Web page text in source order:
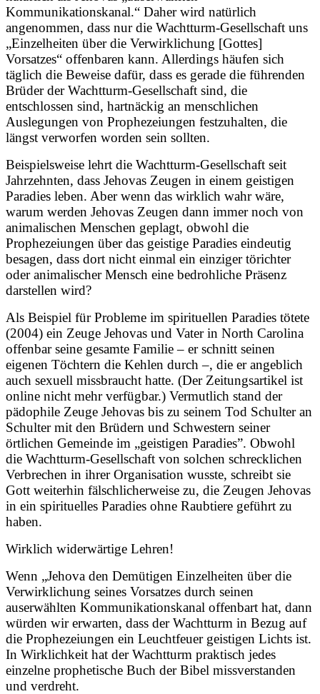
Kommunikationskanal.“ Daher wird natürlich
angenommen, dass nur die Wachtturm-Gesellschaft uns
„Einzelheiten über die Verwirklichung [Gottes]
Vorsatzes“ offenbaren kann. Allerdings häufen sich
täglich die Beweise dafür, dass es gerade die führenden
Brüder der Wachtturm-Gesellschaft sind, die
entschlossen sind, hartnäckig an menschlichen
Auslegungen von Prophezeiungen festzuhalten, die
längst verworfen worden sein sollten.
Beispielsweise lehrt die Wachtturm-Gesellschaft seit
Jahrzehnten, dass Jehovas Zeugen in einem geistigen
Paradies leben. Aber wenn das wirklich wahr wäre,
warum werden Jehovas Zeugen dann immer noch von
animalischen Menschen geplagt, obwohl die
Prophezeiungen über das geistige Paradies eindeutig
besagen, dass dort nicht einmal ein einziger törichter
oder animalischer Mensch eine bedrohliche Präsenz
darstellen wird?
Als Beispiel für Probleme im spirituellen Paradies tötete
(2004) ein Zeuge Jehovas und Vater in North Carolina
offenbar seine gesamte Familie – er schnitt seinen
eigenen Töchtern die Kehlen durch –, die er angeblich
auch sexuell missbraucht hatte. (Der Zeitungsartikel ist
online nicht mehr verfügbar.) Vermutlich stand der
pädophile Zeuge Jehovas bis zu seinem Tod Schulter an
Schulter mit den Brüdern und Schwestern seiner
örtlichen Gemeinde im „geistigen Paradies”. Obwohl
die Wachtturm-Gesellschaft von solchen schrecklichen
Verbrechen in ihrer Organisation wusste, schreibt sie
Gott weiterhin fälschlicherweise zu, die Zeugen Jehovas
in ein spirituelles Paradies ohne Raubtiere geführt zu
haben.
Wirklich widerwärtige Lehren!
Wenn „Jehova den Demütigen Einzelheiten über die
Verwirklichung seines Vorsatzes durch seinen
auserwählten Kommunikationskanal offenbart hat, dann
würden wir erwarten, dass der Wachtturm in Bezug auf
die Prophezeiungen ein Leuchtfeuer geistigen Lichts ist.
In Wirklichkeit hat der Wachtturm praktisch jedes
einzelne prophetische Buch der Bibel missverstanden
und verdreht.